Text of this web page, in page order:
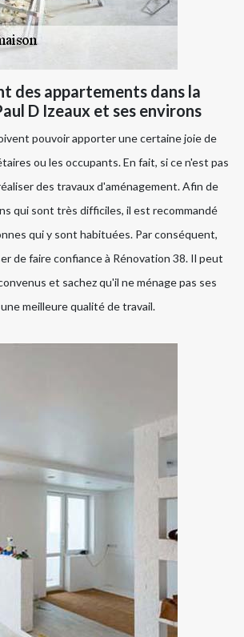
des appartements dans la
D Izeaux et ses environs
pouvoir apporter une certaine joie de
ou les occupants. En fait, si ce n'est pas
des travaux d'aménagement. Afin de
qui sont très difficiles, il est recommandé
qui y sont habituées. Par conséquent,
de faire confiance à Rénovation 38. Il peut
et sachez qu'il ne ménage pas ses
meilleure qualité de travail.